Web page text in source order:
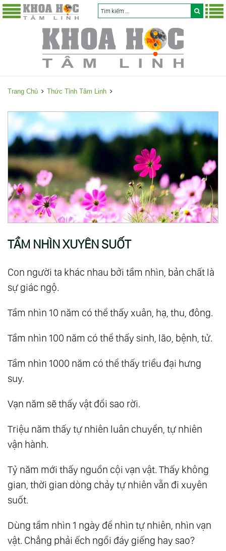
Trang Chủ Thức Tỉnh Tâm Linh
TẦM NHÌN XUYÊN SUỐT
Con người ta khác nhau bởi tầm nhìn, bản chất là
sự giác ngộ.
Tầm nhìn 10 năm có thể thấy xuân, hạ, thu, đông.
Tầm nhìn 100 năm có thể thấy sinh, lão, bệnh, tử.
Tầm nhìn 1000 năm có thể thấy triều đại hưng
suy.
Vạn năm sẽ thấy vật đổi sao rời.
Triệu năm thấy tự nhiên luân chuyển, tự nhiên
vận hành.
Tỷ năm mới thấy nguồn cội vạn vật. Thấy không
gian, thời gian dòng chảy tự nhiên vẫn đi xuyên
suốt.
Dùng tầm nhìn 1 ngày để nhìn tự nhiên, nhìn vạn
vật. Chẳng phải ếch ngồi đáy giếng hay sao?